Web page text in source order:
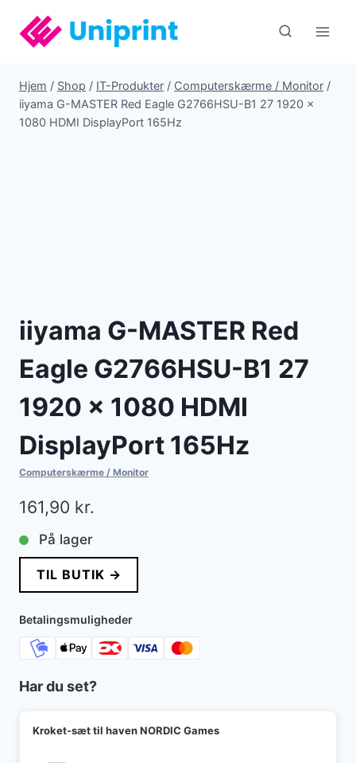
indhold
Hjem / Shop / IT-Produkter / Computerskærme / Monitor /
iiyama G-MASTER Red Eagle G2766HSU-B1 27 1920 x
1080 HDMI DisplayPort 165Hz
iiyama G-MASTER Red
Eagle G2766HSU-B1 27
1920 x 1080 HDMI
DisplayPort 165Hz
Computerskærme / Monitor
161,90 kr.
På lager
TIL BUTIK →
Betalingsmuligheder
Har du set?
Kroket-sæt til haven NORDIC Games